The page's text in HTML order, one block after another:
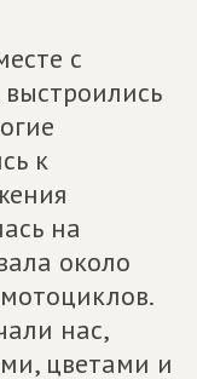
с
к
на
около
нас,
цветами и